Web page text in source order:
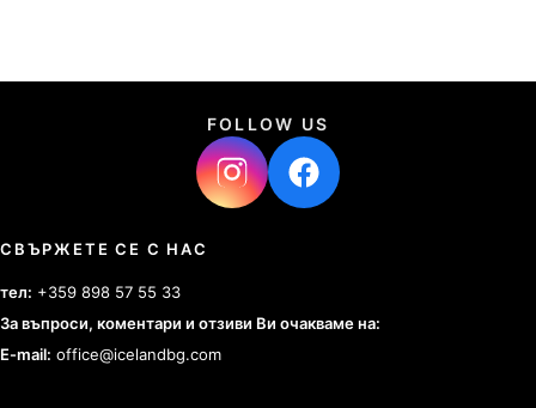
FOLLOW US
СВЪРЖЕТЕ СЕ С НАС
тел: +359 898 57 55 33
За въпроси, коментари и отзиви Ви очакваме на:
E-mail: office@icelandbg.com